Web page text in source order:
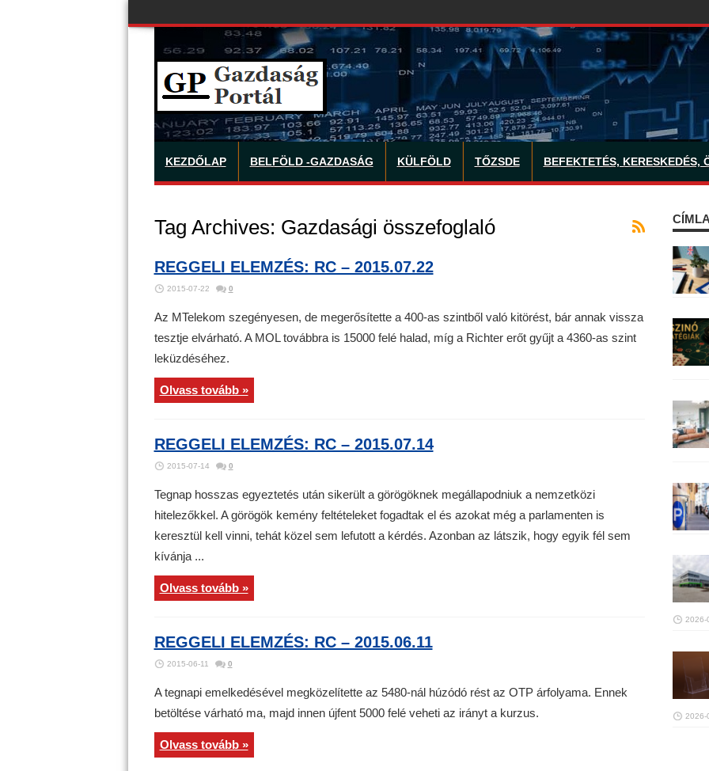
KEZDŐLAP BELFÖLD -GAZDASÁG KÜLFÖLD TŐZSDE BEFEKTETÉS, KERESKEDÉS,
Tag Archives: Gazdasági összefoglaló
REGGELI ELEMZÉS: RC – 2015.07.22
2015-07-22 0
Az MTelekom szegényesen, de megerősítette a 400-as szintből való kitörést, bár annak vissza
tesztje elvárható. A MOL továbbra is 15000 felé halad, míg a Richter erőt gyűjt a 4360-as szint
leküzdéséhez.
Olvass tovább »
REGGELI ELEMZÉS: RC – 2015.07.14
2015-07-14 0
Tegnap hosszas egyeztetés után sikerült a görögöknek megállapodniuk a nemzetközi
hitelezőkkel. A görögök kemény feltételeket fogadtak el és azokat még a parlamenten is
keresztül kell vinni, tehát közel sem lefutott a kérdés. Azonban az látszik, hogy egyik fél sem
kívánja ...
Olvass tovább »
REGGELI ELEMZÉS: RC – 2015.06.11
2015-06-11 0
A tegnapi emelkedésével megközelítette az 5480-nál húzódó rést az OTP árfolyama. Ennek
betöltése várható ma, majd innen újfent 5000 felé veheti az irányt a kurzus.
Olvass tovább »
2026-
2026-